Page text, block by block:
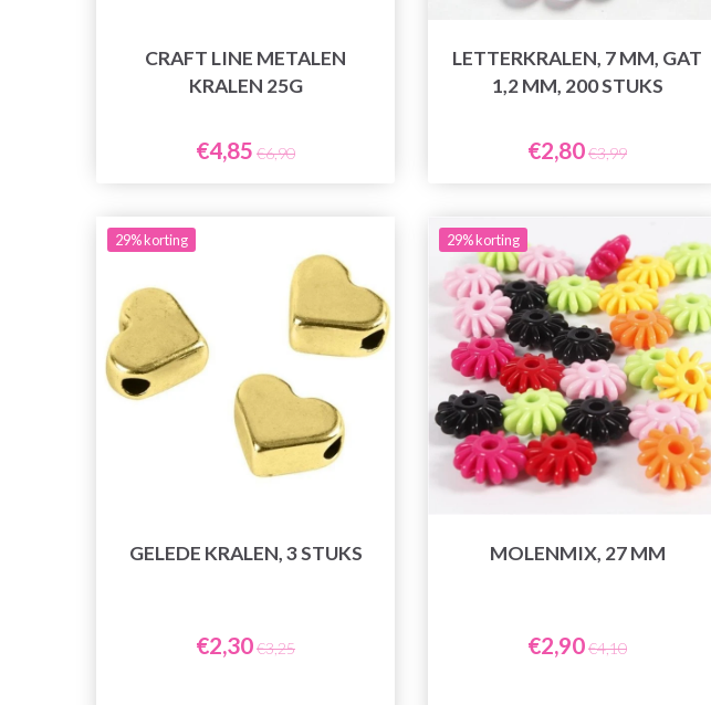
CRAFT LINE METALEN
KRALEN 25G
€4,85 €6,90
LETTERKRALEN, 7 MM, GAT
1,2 MM, 200 STUKS
€2,80€3,99
29% korting
GELEDE KRALEN, 3 STUKS
€2,30€3,25
29% korting
MOLENMIX, 27 MM
€2,90€4,10